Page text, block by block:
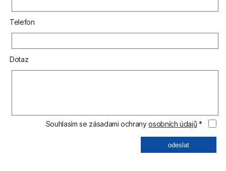
Telefon
Dotaz
Souhlasím se zásadami ochranyosobních údajů*
odeslat